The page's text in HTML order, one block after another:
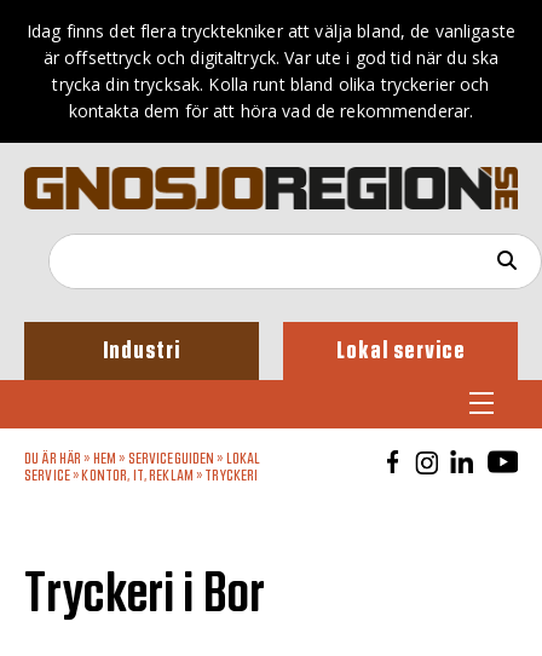
Idag finns det flera trycktekniker att välja bland, de vanligaste
är offsettryck och digitaltryck. Var ute i god tid när du ska
trycka din trycksak. Kolla runt bland olika tryckerier och
kontakta dem för att höra vad de rekommenderar.
Industri Lokal service
DU ÄR HÄR » HEM » SERVICEGUIDEN »
LOKAL
SERVICE» KONTOR, IT, REKLAM » TRYCKERI
Tryckeri i Bor